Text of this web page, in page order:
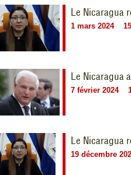
Le Nicaragua
1 mars 2024
Le Nicaragua
7 février 2024
Le Nicaragua
19 décembre